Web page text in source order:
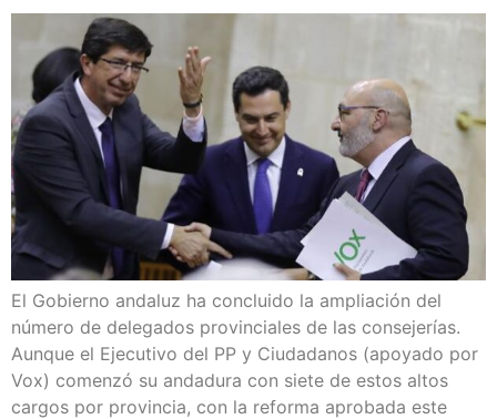
El Gobierno anda­luz ha con­clui­do la amplia­ción del
núme­ro de dele­ga­dos pro­vin­cia­les de las con­se­je­rías.
Aun­que el Eje­cu­ti­vo del PP y Ciu­da­da­nos (apo­ya­do por
Vox) comen­zó su anda­du­ra con sie­te de estos altos
car­gos por pro­vin­cia, con la refor­ma apro­ba­da este